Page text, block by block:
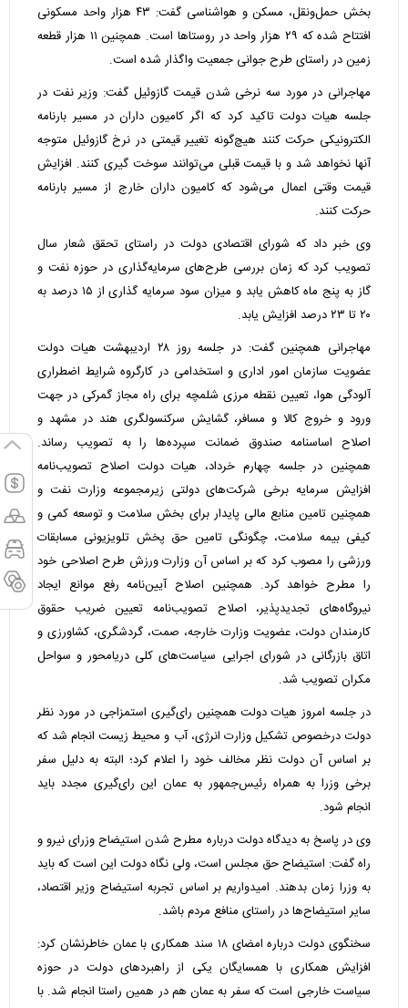
بخش حمل‌ونقل، مسکن و هواشناسی گفت: ۴۳ هزار واحد مسکونی
افتتاح شده که ۲۹ هزار واحد در روستاها است. همچنین ۱۱ هزار قطعه
زمین در راستای طرح جوانی جمعیت واگذار شده است.
مهاجرانی در مورد سه نرخی شدن قیمت گازوئیل گفت: وزیر نفت در
جلسه هیات دولت تاکید کرد که اگر کامیون داران در مسیر بارنامه
الکترونیکی حرکت کنند هیچ‌گونه تغییر قیمتی در نرخ گازوئیل متوجه
آنها نخواهد شد و با قیمت قبلی می‌توانند سوخت گیری کنند. افزایش
قیمت وقتی اعمال می‌شود که کامیون داران خارج از مسیر بارنامه
حرکت کنند.
وی خبر داد که شورای اقتصادی دولت در راستای تحقق شعار سال
تصویب کرد که زمان بررسی طرح‌های سرمایه‌گذاری در حوزه نفت و
گاز به پنج ماه کاهش یابد و میزان سود سرمایه‌ گذاری از ۱۵ درصد به
۲۰ تا ۲۳ درصد افزایش یابد.
مهاجرانی همچنین گفت: در جلسه روز ۲۸ اردیبهشت هیات دولت
عضویت سازمان امور اداری و استخدامی در کارگروه شرایط اضطراری
آلودگی هوا، تعیین نقطه مرزی شلمچه برای راه مجاز گمرکی در جهت
ورود و خروج کالا و مسافر، گشایش سرکنسولگری هند در مشهد و
اصلاح اساسنامه صندوق ضمانت سپرده‌ها را به تصویب رساند.
همچنین در جلسه چهارم خرداد، هیات دولت اصلاح تصویب‌نامه
افزایش سرمایه برخی شرکت‌های دولتی زیرمجموعه وزارت نفت و
همچنین تامین منابع مالی پایدار برای بخش سلامت و توسعه کمی و
کیفی بیمه سلامت، چگونگی تامین حق پخش تلویزیونی مسابقات
ورزشی را مصوب کرد که بر اساس آن وزارت ورزش طرح اصلاحی خود
را مطرح خواهد کرد. همچنین اصلاح آیین‌نامه رفع موانع ایجاد
نیروگاه‌های تجدیدپذیر، اصلاح تصویب‌نامه تعیین ضریب حقوق
کارمندان دولت، عضویت وزارت خارجه، صمت، گردشگری، کشاورزی و
اتاق بازرگانی در شورای اجرایی سیاست‌های کلی دریامحور و سواحل
مکران تصویب شد.
در جلسه امروز هیات دولت همچنین رای‌گیری استمزاجی در مورد نظر
دولت درخصوص تشکیل وزارت انرژی، آب و محیط زیست انجام شد که
بر اساس آن دولت نظر مخالف خود را اعلام کرد؛ البته به دلیل سفر
برخی وزرا به همراه رئیس‌جمهور به عمان این رای‌گیری مجدد باید
انجام شود.
وی در پاسخ به دیدگاه دولت درباره مطرح شدن استیضاح وزرای نیرو و
راه گفت: استیضاح حق مجلس است، ولی نگاه دولت این است که باید
به وزرا زمان بدهند. امیدواریم بر اساس تجربه استیضاح وزیر اقتصاد،
سایر استیضاح‌ها در راستای منافع مردم باشد.
سخنگوی دولت درباره امضای ۱۸ سند همکاری با عمان خاطرنشان کرد:
افزایش همکاری با همسایگان یکی از راهبردهای دولت در حوزه
سیاست خارجی است که سفر به عمان هم در همین راستا انجام شد. با